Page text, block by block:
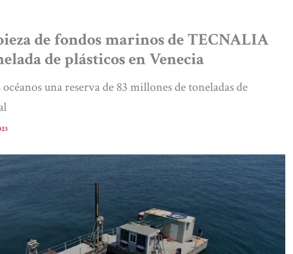
de fondos marinos de TECNALIA
de plásticos en Venecia
una reserva de 83 millones de toneladas de